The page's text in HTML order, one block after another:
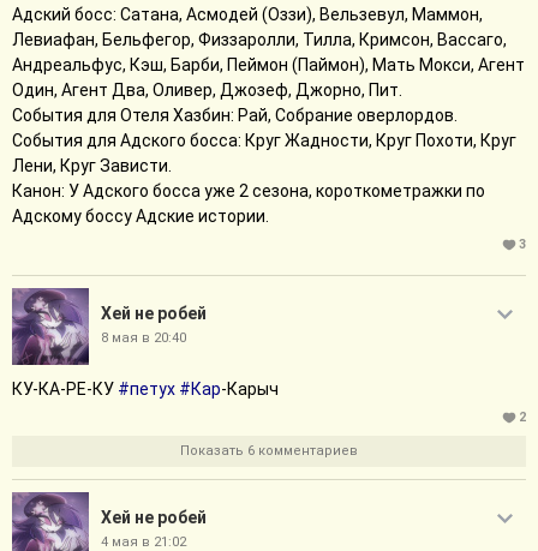
Адский босс: Сатана, Асмодей (Оззи), Вельзевул, Маммон,
Левиафан, Бельфегор, Физзаролли, Тилла, Кримсон, Вассаго,
Андреальфус, Кэш, Барби, Пеймон (Паймон), Мать Мокси, Агент
Один, Агент Два, Оливер, Джозеф, Джорно, Пит.
События для Отеля Хазбин: Рай, Собрание оверлордов.
События для Адского босса: Круг Жадности, Круг Похоти, Круг
Лени, Круг Зависти.
Канон: У Адского босса уже 2 сезона, короткометражки по
Адскому боссу Адские истории.
3
Хей не робей
8 мая в 20:40
КУ-КА-РЕ-КУ #петух #Кар-Карыч
2
Показать 6 комментариев
Хей не робей
4 мая в 21:02